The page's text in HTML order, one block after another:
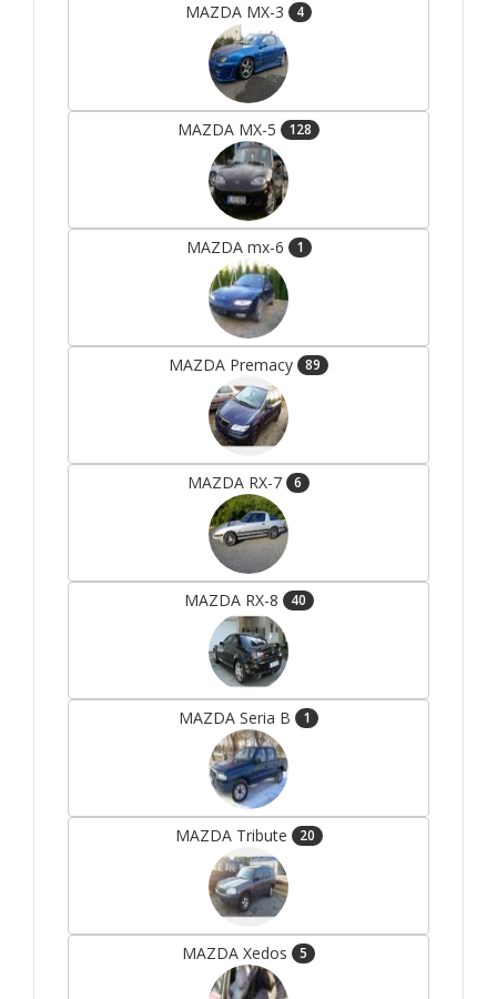
MAZDA MX-3 4
MAZDA MX-5 128
MAZDA mx-6 1
MAZDA Premacy 89
MAZDA RX-7 6
MAZDA RX-8 40
MAZDA Seria B 1
MAZDA Tribute 20
MAZDA Xedos 5